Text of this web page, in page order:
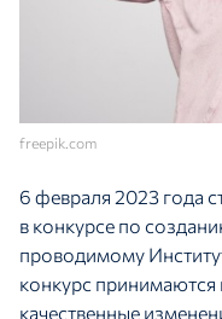
freepik.com
6 февраля 2023 года
в конкурсе по
проводимому
конкурс
качественные